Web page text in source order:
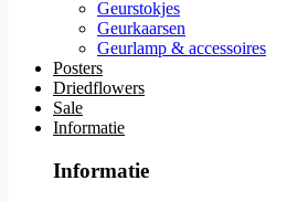
Geurstokjes
Geurkaarsen
Geurlamp & accessoires
Posters
Driedflowers
Sale
Informatie
Informatie